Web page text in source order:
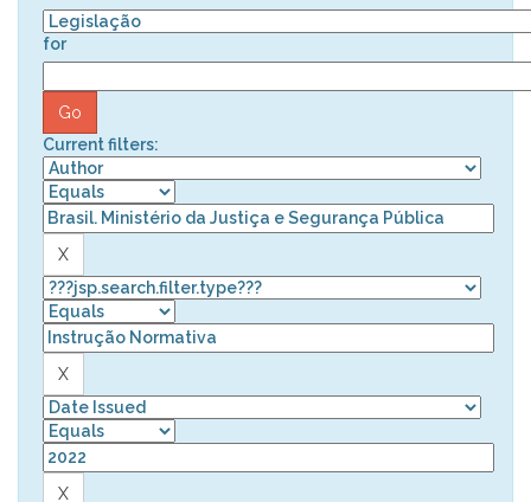
for
Current filters: